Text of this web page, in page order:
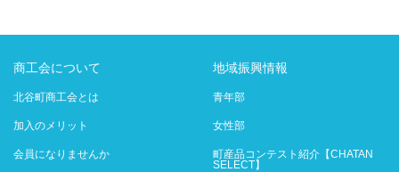
商工会について
北谷町商工会とは
加入のメリット
会員になりませんか
地域振興情報
青年部
女性部
町産品コンテスト紹介【CHATAN
SELECT】